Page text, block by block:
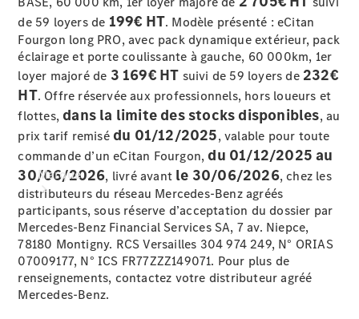
contact
Marque
Électromobilité
de 59 loyers de 199€ HT. Modèle présenté : eCitan
Fourgon long PRO, avec pack dynamique extérieur, pack
éclairage et porte coulissante à gauche, 60 000km, 1er
loyer majoré de 3 169€ HT suivi de 59 loyers de 232€
HT. Offre réservée aux professionnels, hors loueurs et
flottes, dans la limite des stocks disponibles, au
prix tarif remisé du 01/12/2025, valable pour toute
commande d’un eCitan Fourgon, du 01/12/2025 au
30/06/2026, livré avant le 30/06/2026, chez les
distributeurs du réseau Mercedes-Benz agréés
participants, sous réserve d’acceptation du dossier par
Mercedes-Benz Financial Services SA, 7 av. Niepce,
78180 Montigny. RCS Versailles 304 974 249, N° ORIAS
07009177, N° ICS FR77ZZZ149071. Pour plus de
renseignements, contactez votre distributeur agréé
Mercedes-Benz.